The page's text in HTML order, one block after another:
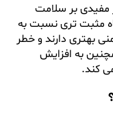
مفیدی بر سلامت
مثبت تری نسبت به
بهتری دارند و خطر
به افزایش
کند.